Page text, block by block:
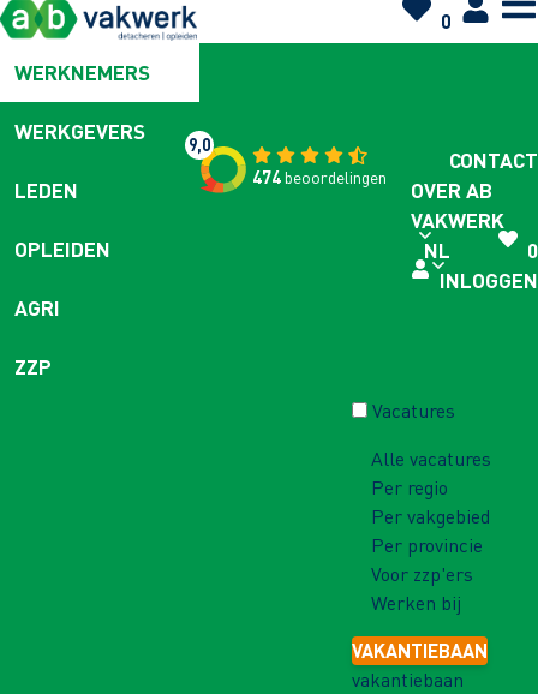
0
WERKNEMERS
WERKGEVERS
LEDEN
OPLEIDEN
AGRI
ZZP
9,0
474beoordelingen
CONTACT
OVER AB
VAKWERK
NL
0
INLOGGEN
Vacatures
Alle vacatures
Per regio
Per vakgebied
Per provincie
Voor zzp'ers
Werken bij
VAKANTIEBAAN
vakantiebaan